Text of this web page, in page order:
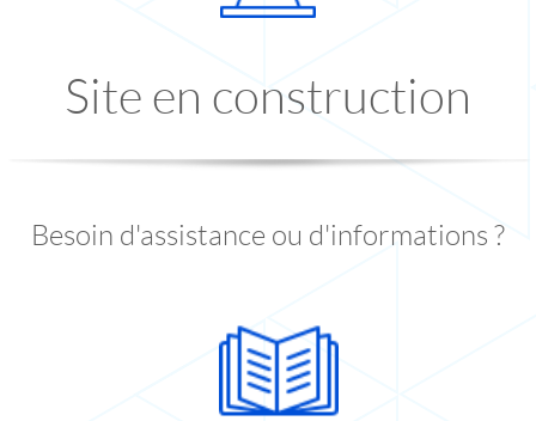
Site en construction
Besoin d'assistance ou d'informations ?